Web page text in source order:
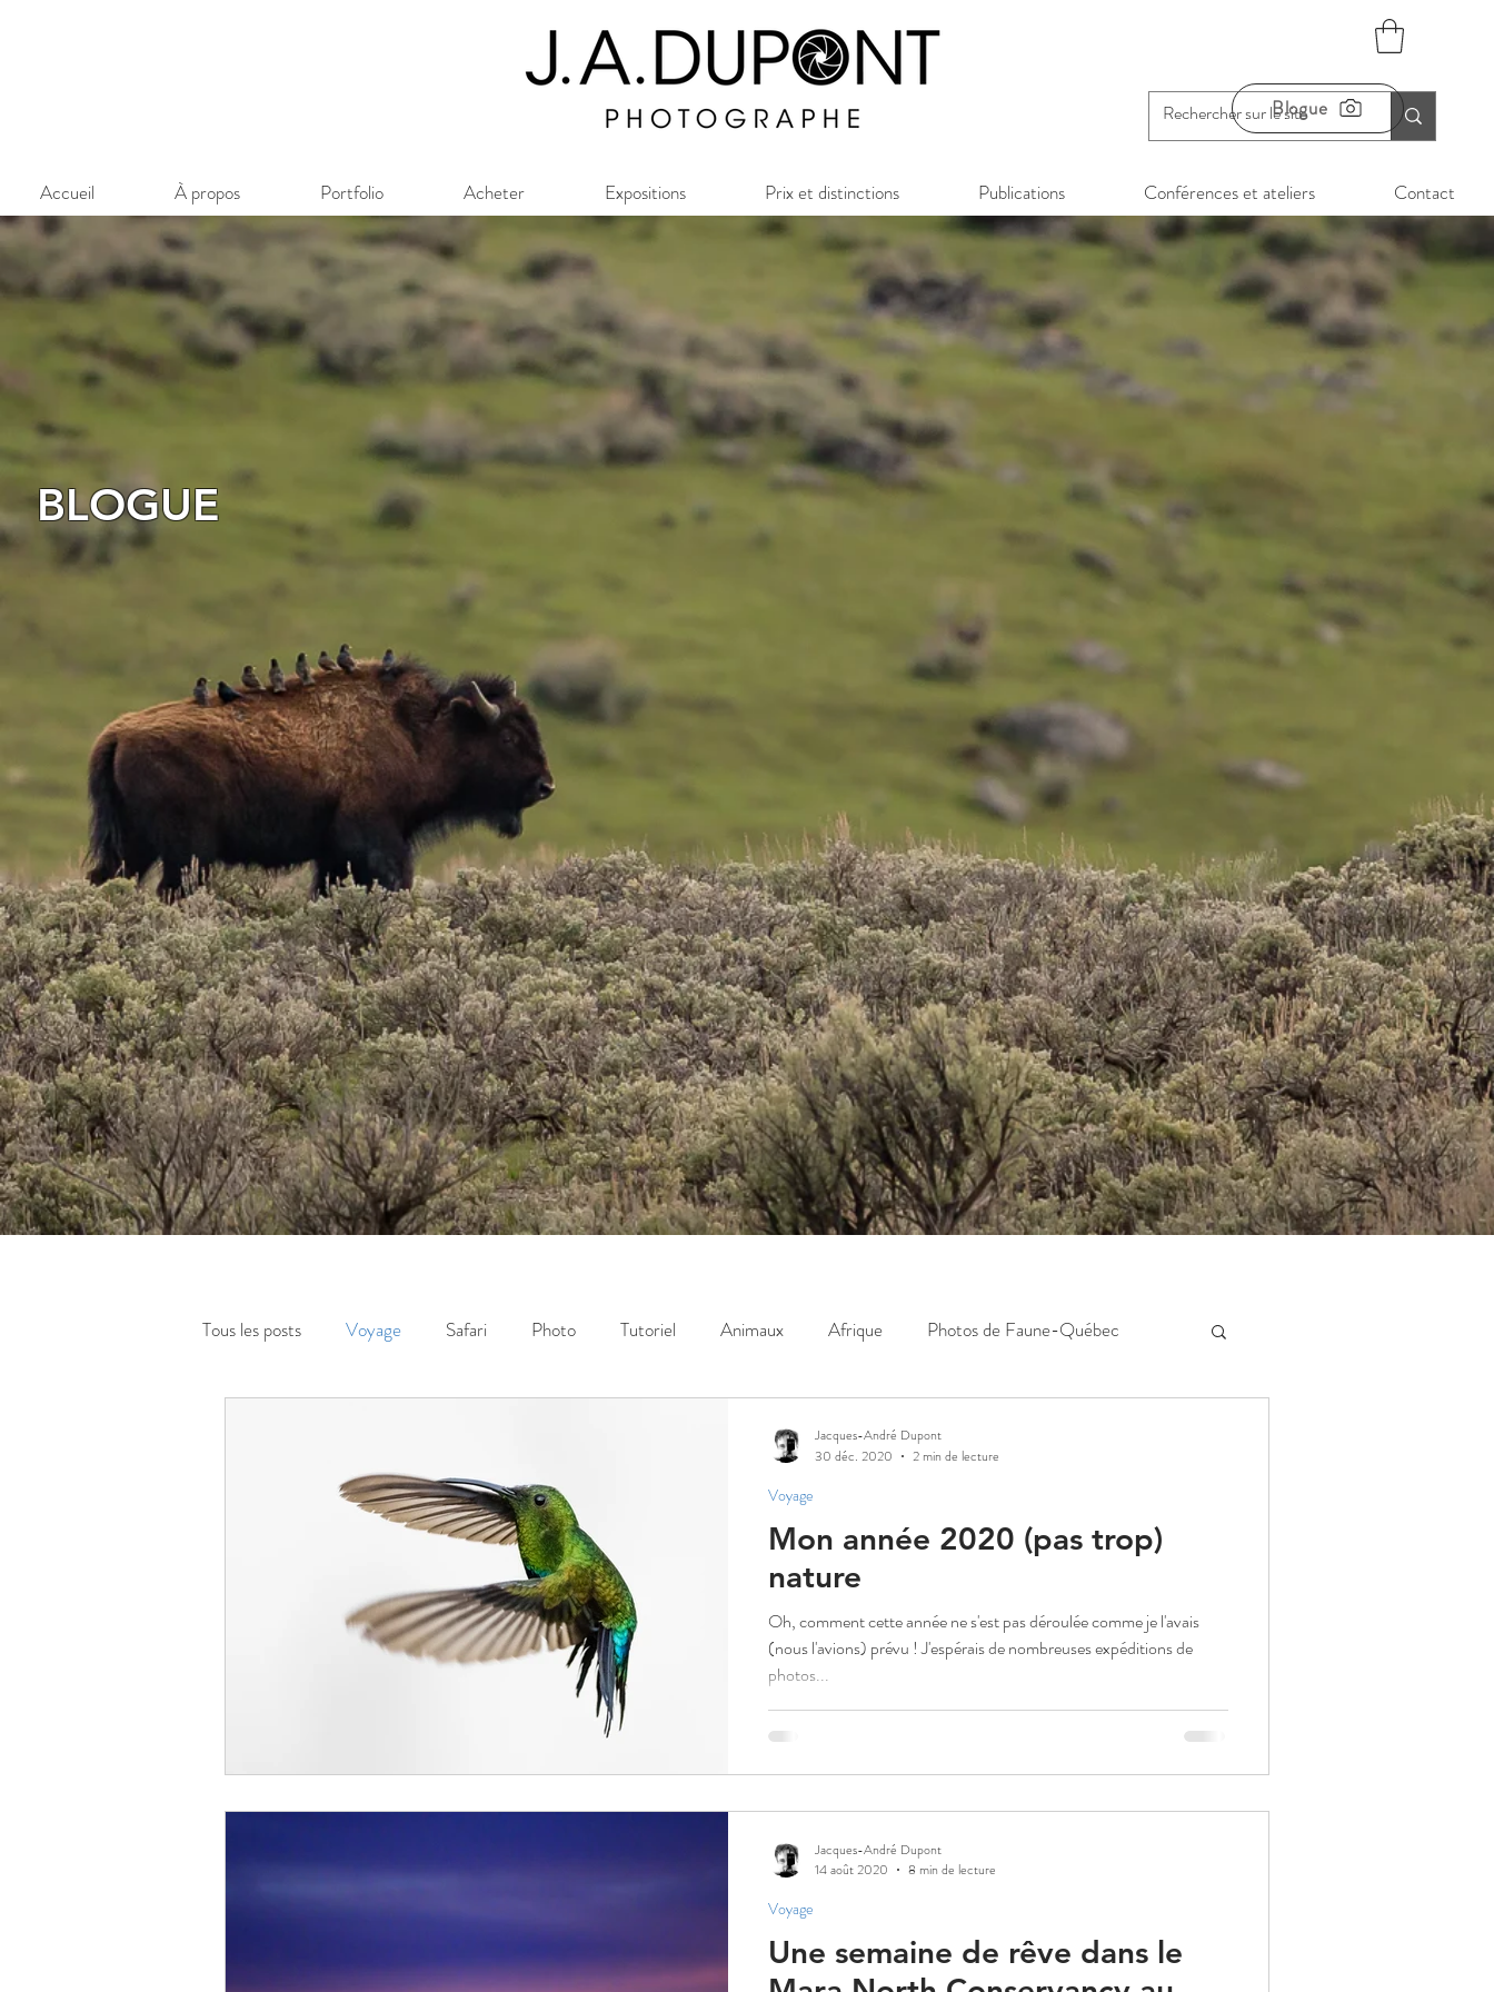
Blogue
Accueil À propos Portfolio Acheter Expositions Prix et distinctions Publications Conférences et ateliers Contact
BLOGUE
Tous les posts Voyage Safari Photo Tutoriel Animaux Afrique Photos de Faune-Québec
Mon année 2020 (pas trop)
nature
Oh, comment cette année ne s'est pas déroulée comme je l'avais
(nous l'avions) prévu ! J'espérais de nombreuses expéditions de
photos...
Voyage
Jacques-André Dupont
30 déc. 2020
2 min de lecture
Une semaine de rêve dans le
Voyage
Jacques-André Dupont
14 août 2020
8 min de lecture